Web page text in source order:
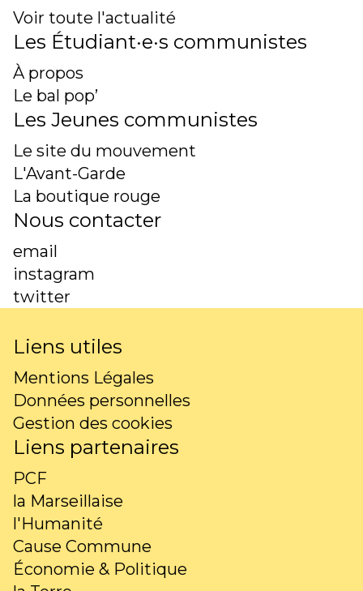
Voir toute l'actualité
Les Étudiant·e·s communistes
À propos
Le bal pop’
Les Jeunes communistes
Le site du mouvement
L'Avant-Garde
La boutique rouge
Nous contacter
email
instagram
twitter
Liens utiles
Mentions Légales
Données personnelles
Gestion des cookies
Liens partenaires
PCF
la Marseillaise
l'Humanité
Cause Commune
Économie & Politique